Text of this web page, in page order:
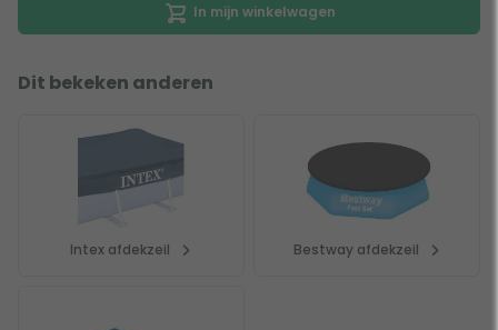
In mijn winkelwagen
Dit bekeken anderen
Intex afdekzeil Bestway afdekzeil